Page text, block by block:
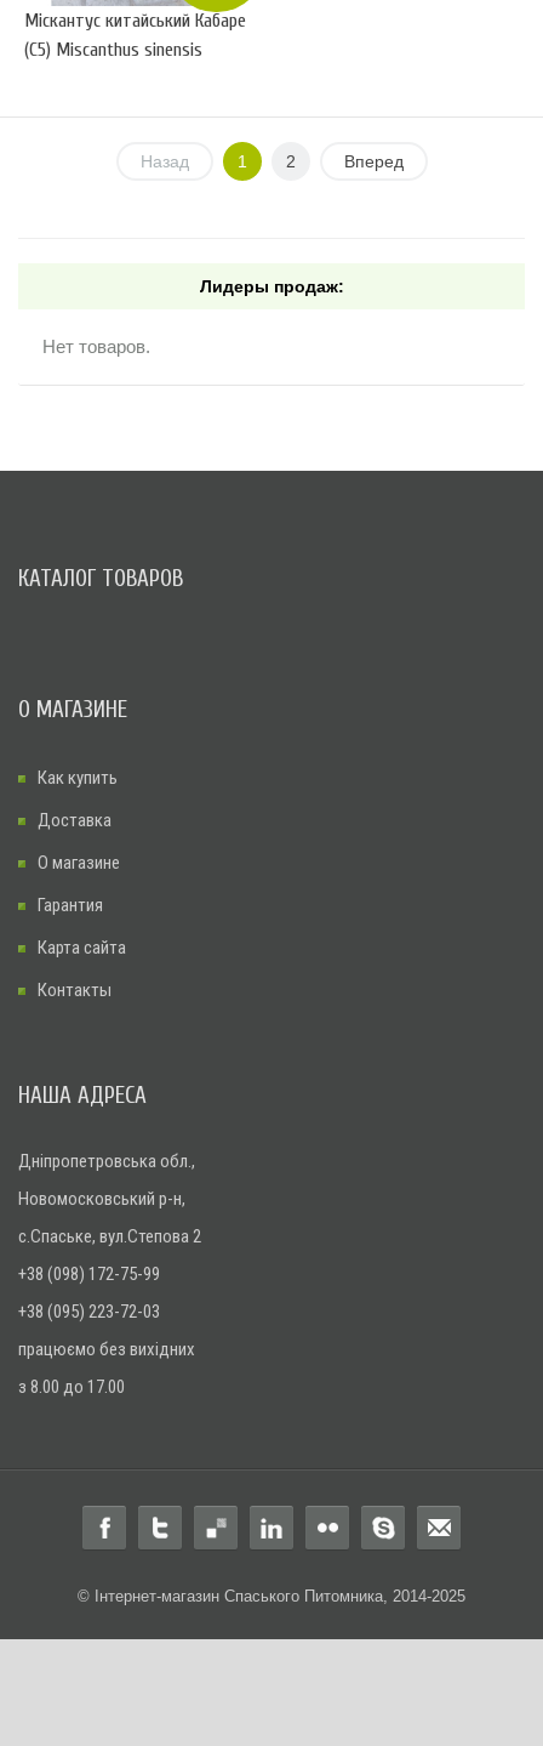
Міскантус китайський Кабаре
(С5) Miscanthus sinensis
Назад 1 2 Вперед
Лидеры продаж:
Нет товаров.
КАТАЛОГ ТОВАРОВ
О МАГАЗИНЕ
Как купить
Доставка
О магазине
Гарантия
Карта сайта
Контакты
НАША АДРЕСА
Дніпропетровська обл.,
Новомосковський р-н,
с.Спаське, вул.Степова 2
+38 (098) 172-75-99
+38 (095) 223-72-03
працюємо без вихідних
з 8.00 до 17.00
© Інтернет-магазин Спаського Питомника, 2014-2025